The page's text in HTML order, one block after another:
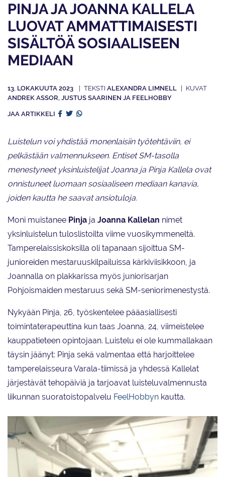
PINJA JA JOANNA KALLELA
LUOVAT AMMATTIMAISESTI
SISÄLTÖÄ SOSIAALISEEN
MEDIAAN
13. LOKAKUUTA 2023
ALEXANDRA LIMNELL
ANDREK ASSOR, JUSTUS SAARINEN JA FEELHOBBY
JAA ARTIKKELI
Luistelun voi yhdistää monenlaisiin työtehtäviin, ei
pelkästään valmennukseen. Entiset SM-tasolla
menestyneet yksinluistelijat Joanna ja Pinja Kallela ovat
onnistuneet luomaan sosiaaliseen mediaan kanavia,
joiden kautta he saavat ansiotuloja.
Moni muistanee Pinja ja Joanna Kallelan nimet
yksinluistelun tuloslistoilta viime vuosikymmeneltä.
Tamperelaissiskoksilla oli tapanaan sijoittua SM-
junioreiden mestaruuskilpailuissa kärkiviisikkoon, ja
Joannalla on plakkarissa myös juniorisarjan
Pohjoismaiden mestaruus sekä SM-seniorimenestystä.
Nykyään Pinja, 26, työskentelee pääasiallisesti
toimintaterapeuttina kun taas Joanna, 24, viimeistelee
kauppatieteen opintojaan. Luistelu ei ole kummallakaan
täysin jäänyt: Pinja sekä valmentaa että harjoittelee
tamperelaisseura Varala-tiimissä ja yhdessä Kallelat
järjestävät tehopäiviä ja tarjoavat luisteluvalmennusta
liikunnan suoratoistopalvelu FeelHobbyn kautta.